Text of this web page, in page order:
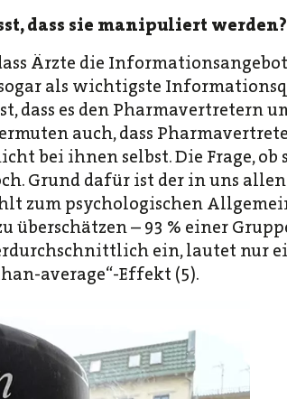
dass sie manipuliert werden?
Ärzte die
als wichtigste
dass es den Pharmavertretern
auch, dass
bei ihnen selbst. Die Frage,
Grund dafür ist der in uns
zum psychologischen
überschätzen – 93 % einer
ein, lautet nur
average“-Effekt (5).